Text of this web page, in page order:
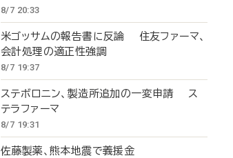
8/7 20:33
米ゴッサムの報告書に反論 住友ファーマ、
会計処理の適正性強調
8/7 19:37
ステボロニン、製造所追加の一変申請 ス
テラファーマ
8/7 19:31
佐藤製薬、熊本地震で義援金